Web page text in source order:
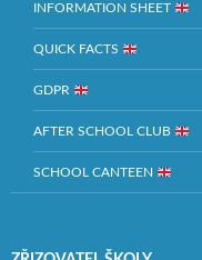
INFORMATION SHEET
QUICK FACTS
GDPR
AFTER SCHOOL CLUB
SCHOOL CANTEEN